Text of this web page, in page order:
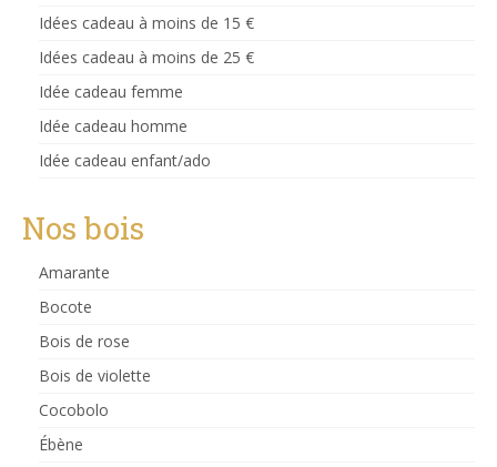
Les
options
peuvent
Idées cadeau à moins de 15 €
Idées cadeau à moins de 25 €
Idée cadeau femme
Idée cadeau homme
Idée cadeau enfant/ado
Nos bois
Amarante
Bocote
Bois de rose
Bois de violette
Cocobolo
Ébène